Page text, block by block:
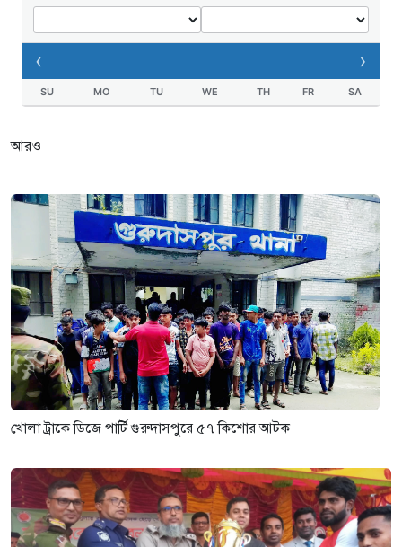
তথ্যবিভ্রাট সংবাদের প্রতিবাদে
‹ ›
SU MO TU WE TH FR SA
আরও
খোলা ট্রাকে ডিজে পার্টি গুরুদাসপুরে ৫৭ কিশোর আটক